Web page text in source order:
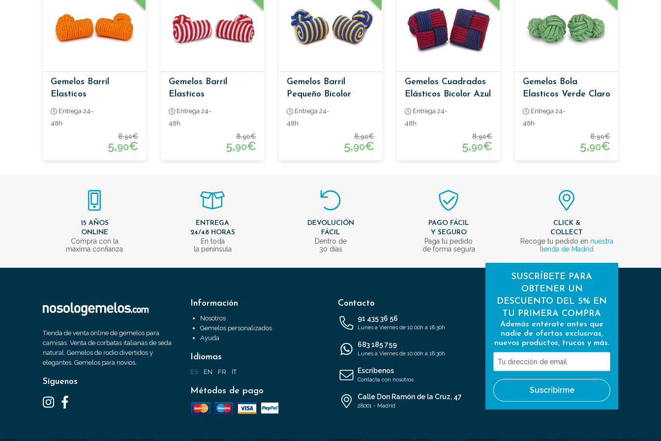
Gemelos Barril
Elasticos
Entrega 24-
48h
8,90€
5,90€
Gemelos Barril
Elasticos
Entrega 24-
48h
8,90€
5,90€
Gemelos Barril
Pequeño Bicolor
Amarillo Y Azul
Entrega 24-
48h
8,90€
5,90€
Gemelos Cuadrados
Elásticos Bicolor Azul
Y Burdeos
Entrega 24-
48h
8,90€
5,90€
Gemelos Bola
Elasticos Verde Claro
Entrega 24-
48h
8,90€
5,90€
15 AÑOS
ONLINE
Compra con la
máxima confianza
ENTREGA
24/48 HORAS
En toda
la península
DEVOLUCIÓN
FÁCIL
Dentro de
30 días
PAGO FÁCIL
Y SEGURO
Paga tu pedido
de forma segura
CLICK &
COLLECT
Recoge tu pedido en nuestra
tienda de Madrid
Tienda de venta online de gemelos para
camisas. Venta de corbatas italianas de seda
natural. Gemelos de rodio divertidos y
elegantes. Gemelos para novios.
Síguenos
Información
Nosotros
Gemelos personalizados
Ayuda
Idiomas
ES EN FR IT
Métodos de pago
Contacto
91 435 36 56
Lunes a Viernes de 10:00h a 18:30h
683 185 759
Lunes a Viernes de 10:00h a 18:30h
Escríbenos
Contacta con nosotros
Calle Don Ramón de la Cruz, 47
28001 - Madrid
SUSCRÍBETE PARA
OBTENER UN
DESCUENTO DEL 5% EN
TU PRIMERA COMPRA
Además entérate antes que
nadie de ofertas exclusivas,
nuevos productos, trucos y más.
Tu
dirección
de
email
Suscribirme